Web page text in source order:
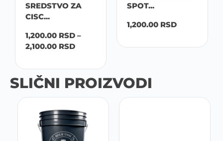
SREDSTVO ZA
CISC...
1,200.00 RSD –
2,100.00 RSD
SPOT...
1,200.00 RSD
SLIČNI PROIZVODI